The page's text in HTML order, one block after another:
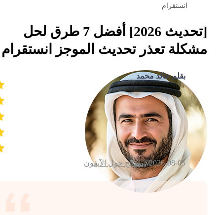
انستقرام
[تحديث 2026] أفضل 7 طرق لحل
مشكلة تعذر تحديث الموجز انستقرام
بقلم خالد محمد
2026-08-05 / نصائح حول الآيفون